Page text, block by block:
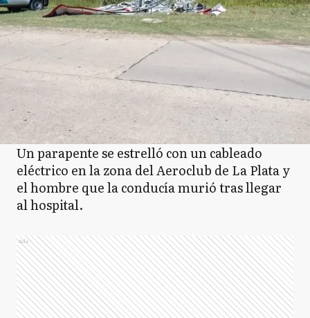
Un parapente se estrelló con un cableado
eléctrico en la zona del Aeroclub de La Plata y
el hombre que la conducía murió tras llegar
al hospital.
Ads